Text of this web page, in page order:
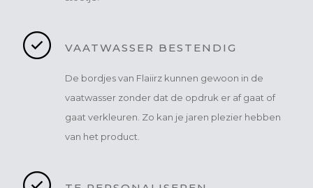
VAATWASSER BESTENDIG
De bordjes van Flaiirz kunnen gewoon in de
vaatwasser zonder dat de opdruk er af gaat of
gaat verkleuren. Zo kan je jaren plezier hebben
van het product.